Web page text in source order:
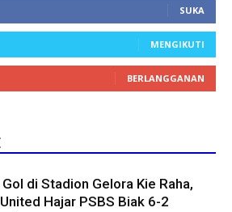
SUKA
MENGIKUTI
BERLANGGANAN
di Stadion Gelora Kie Raha,
Hajar PSBS Biak 6-2